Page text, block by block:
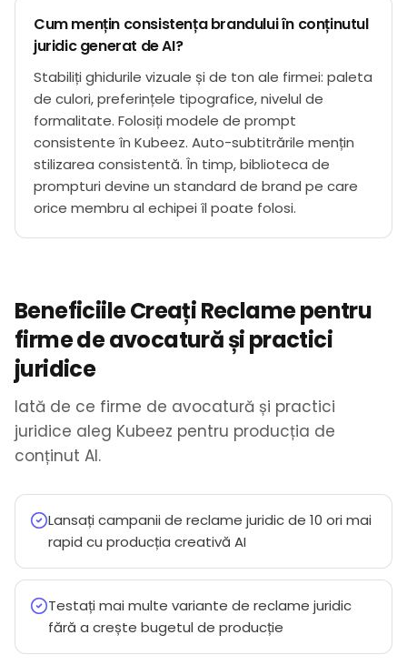
Cum mențin consistența brandului în conținutul
juridic generat de AI?
Stabiliți ghidurile vizuale și de ton ale firmei: paleta
de culori, preferințele tipografice, nivelul de
formalitate. Folosiți modele de prompt
consistente în Kubeez. Auto-subtitrările mențin
stilizarea consistentă. În timp, biblioteca de
prompturi devine un standard de brand pe care
orice membru al echipei îl poate folosi.
Beneficiile Creați Reclame pentru
firme de avocatură și practici
juridice
Iată de ce firme de avocatură și practici
juridice aleg Kubeez pentru producția de
conținut AI.
Lansați campanii de reclame juridic de 10 ori mai
rapid cu producția creativă AI
Testați mai multe variante de reclame juridic
fără a crește bugetul de producție